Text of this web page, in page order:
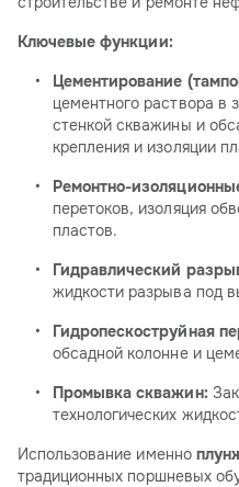
Ключевые функции:
Цементирование
цементного раствора в
стенкой скважины и
крепления и изоляции
Ремонтно-
перетоков, изоляция
пластов.
Гидравлический
жидкости разрыва под
Гидропескоструйная
обсадной колонне и
Промывка скважин:
технологических
Использование именно
традиционных поршневых